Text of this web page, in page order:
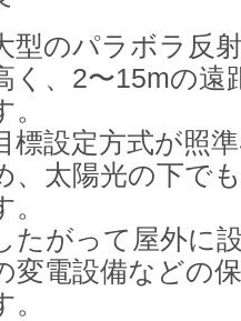
型のパラボラ反
く、2〜15mの遠
。
標設定方式が照
、太陽光の下で
。
たがって屋外に
変電設備などの
。